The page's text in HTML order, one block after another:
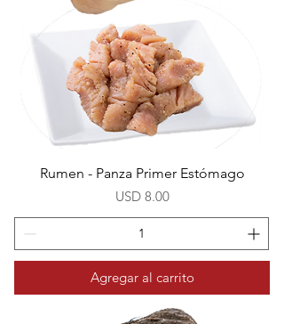
Rumen - Panza Primer Estómago
Precio
USD 8.00
Agregar al carrito